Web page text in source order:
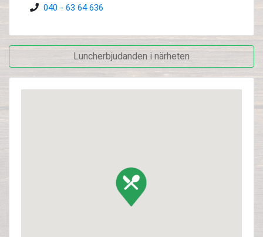
040 - 63 64 636
Luncherbjudanden i närheten